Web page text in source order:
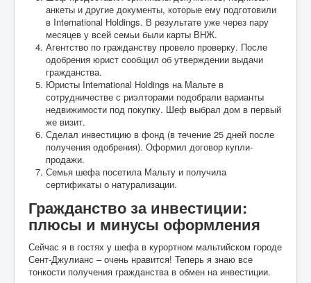
анкеты и другие документы, которые ему подготовили
в International Holdings. В результате уже через пару
месяцев у всей семьи были карты ВНЖ.
Агентство по гражданству провело проверку. После
одобрения юрист сообщил об утверждении выдачи
гражданства.
Юристы International Holdings на Мальте в
сотрудничестве с риэлторами подобрали варианты
недвижимости под покупку. Шеф выбрал дом в первый
же визит.
Сделал инвестицию в фонд (в течение 25 дней после
получения одобрения). Оформил договор купли-
продажи.
Семья шефа посетила Мальту и получила
сертификаты о натурализации.
Гражданство за инвестиции:
плюсы и минусы оформления
Сейчас я в гостях у шефа в курортном мальтийском городе
Сент-Джулианс – очень нравится! Теперь я знаю все
тонкости получения гражданства в обмен на инвестиции.